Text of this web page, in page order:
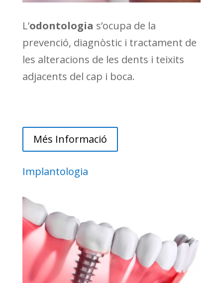
L’odontologia s’ocupa de la
prevenció, diagnòstic i tractament de
les alteracions de les dents i teixits
adjacents del cap i boca.
Més Informació
Implantologia